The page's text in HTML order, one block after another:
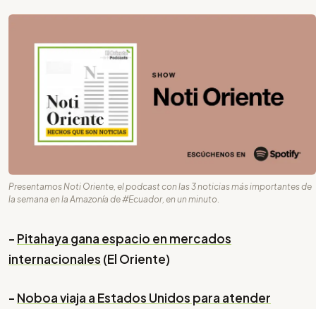
Presentamos Noti Oriente, el podcast con las 3 noticias más importantes de
la semana en la Amazonía de #Ecuador, en un minuto.
- Pitahaya gana espacio en mercados
internacionales (El Oriente)
- Noboa viaja a Estados Unidos para atender